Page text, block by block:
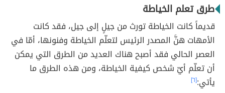
طرق تعلم الخياطة
قديماً كانت الخياطة تورث من جيلٍ إلى جيل، فقد كانت
الأمهات هنَّ المصدر الرئيس لتعلّم الخياطة وفنونها، أمّا في
العصر الحالي فقد أصبح هناك العديد من الطرق التي يمكن
أن تعلّم أيّ شخص كيفية الخياطة، ومن هذه الطرق ما
يأتي:[٦]